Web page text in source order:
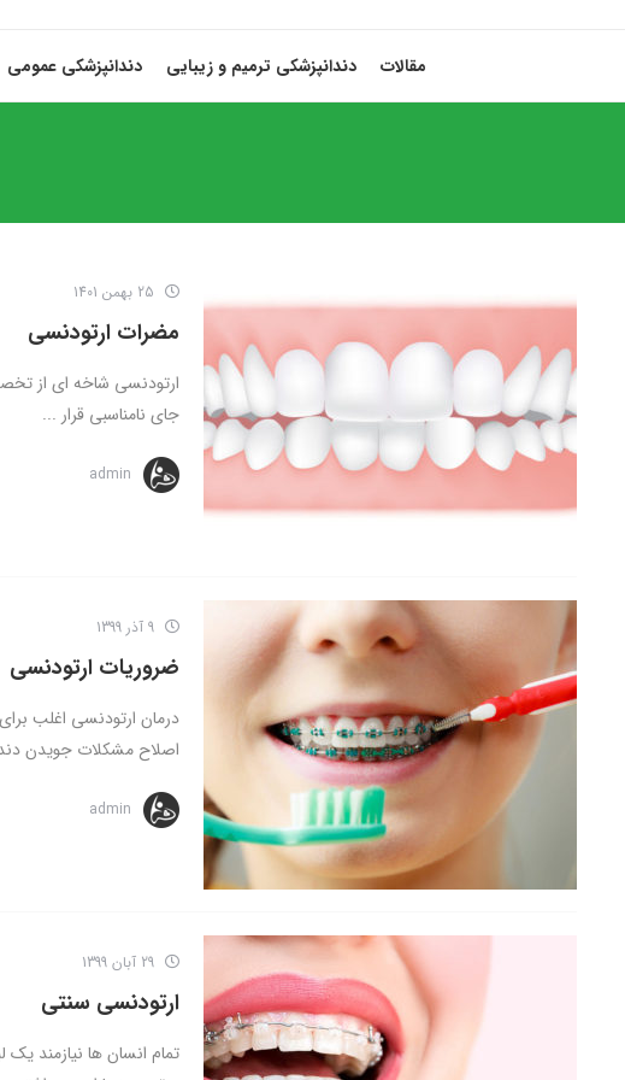
مقالات دندانپزشکی ترمیم و زیبایی دندانپزشکی عمومی
مضرات ارتودنسی
ارتودنسی شاخه ای از
جای نامناسبی قرار ...
admin
ضروریات ارتودنسی
درمان ارتودنسی اغلب
اصلاح مشکلات جویدن
admin
ارتودنسی سنتی
تمام انسان ها نیازمند